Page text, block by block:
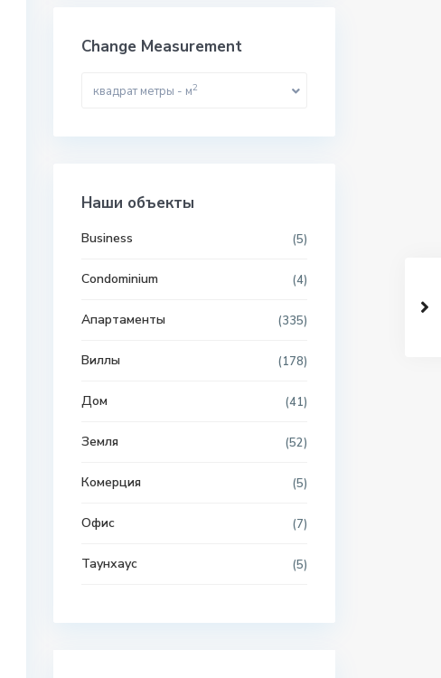
Change Measurement
квадрат метры - м2
Наши объекты
Business (5)
Condominium (4)
Апартаменты (335)
Виллы (178)
Дом (41)
Земля (52)
Комерция (5)
Офис (7)
Таунхаус (5)